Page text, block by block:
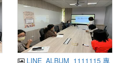
LINE_ALBUM_1111115 專